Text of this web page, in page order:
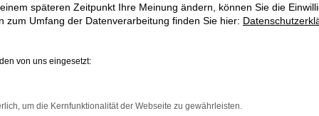
Sie nur zu Ihrer Wahl beglückwünschen. Für Ihre Mobilität in
Kombination aus erstklassigem Zustand, nah an dem eines
Modell durch Fürth und Umgebung. In aller
freuen dürfen.
späteren Zeitpunkt Ihre Meinung ändern, können Sie die
zum Umfang der Datenverarbeitung finden Sie hier:
von uns eingesetzt:
um die Kernfunktionalität der Webseite zu gewährleisten.